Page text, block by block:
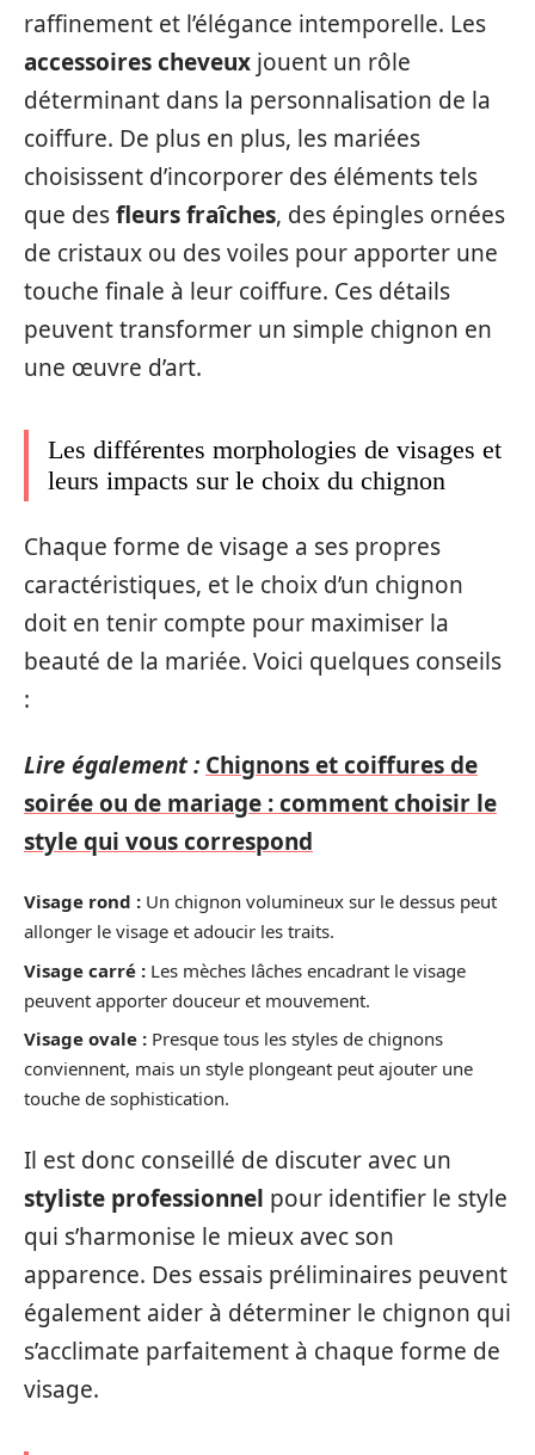
raffinement et l’élégance intemporelle. Les
accessoires cheveux jouent un rôle
déterminant dans la personnalisation de la
coiffure. De plus en plus, les mariées
choisissent d’incorporer des éléments tels
que desfleurs fraîches, des épingles ornées
de cristaux ou des voiles pour apporter une
touche finale à leur coiffure. Ces détails
peuvent transformer un simple chignon en
une œuvre d’art.
Les différentes morphologies de visages et
leurs impacts sur le choix du chignon
Chaque forme de visage a ses propres
caractéristiques, et le choix d’un chignon
doit en tenir compte pour maximiser la
beauté de la mariée. Voici quelques conseils
:
Lire également : Chignons et coiffures de
soirée ou de mariage : comment choisir le
style qui vous correspond
Visage rond : Un chignon volumineux sur le dessus peut
allonger le visage et adoucir les traits.
Visage carré : Les mèches lâches encadrant le visage
peuvent apporter douceur et mouvement.
Visage ovale : Presque tous les styles de chignons
conviennent, mais un style plongeant peut ajouter une
touche de sophistication.
Il est donc conseillé de discuter avec un
styliste professionnel pour identifier le style
qui s’harmonise le mieux avec son
apparence. Des essais préliminaires peuvent
également aider à déterminer le chignon qui
s’acclimate parfaitement à chaque forme de
visage.